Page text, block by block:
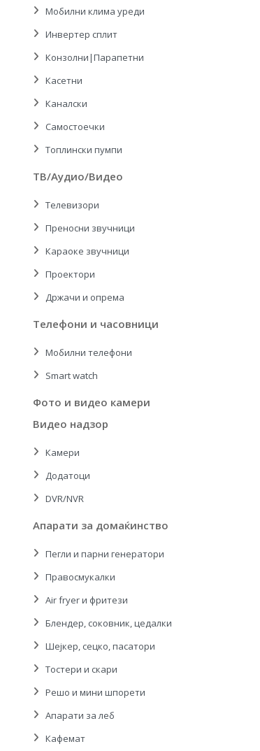
Мобилни клима уреди
Инвертер сплит
Конзолни|Парапетни
Касетни
Каналски
Самостоечки
Топлински пумпи
ТВ/Аудио/Видео
Телевизори
Преносни звучници
Караоке звучници
Проектори
Држачи и опрема
Телефони и часовници
Мобилни телефони
Smart watch
Фото и видео камери
Видео надзор
Камери
Додатоци
DVR/NVR
Апарати за домаќинство
Пегли и парни генератори
Правосмукалки
Air fryer и фритези
Блендер, соковник, цедалки
Шејкер, сецко, пасатори
Тостери и скари
Решо и мини шпорети
Апарати за леб
Кафемат